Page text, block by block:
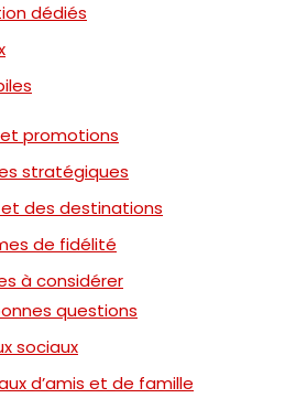
dédiés
promotions
stratégiques
des destinations
de fidélité
à considérer
questions
sociaux
d’amis et de famille